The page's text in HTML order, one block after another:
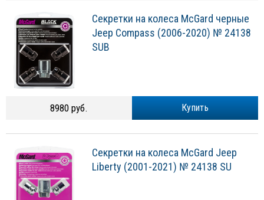
Секретки на колеса McGard черные
Jeep Compass (2006-2020) № 24138
SUB
Купить
8980 руб.
Секретки на колеса McGard Jeep
Liberty (2001-2021) № 24138 SU